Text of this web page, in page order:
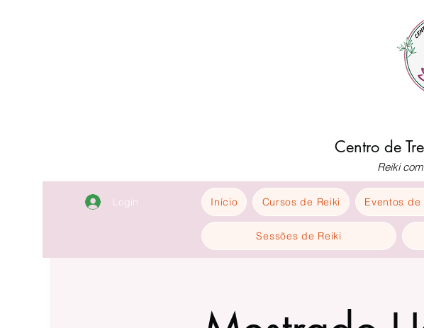
Centro de
Reiki
Login Início Cursos de Reiki Eventos de
Sessões de Reiki